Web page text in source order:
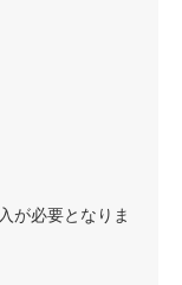
が必要となりま